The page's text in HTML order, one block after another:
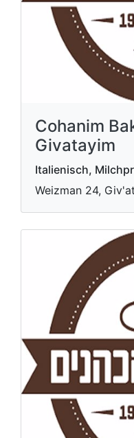
Cohanim
Givatayim
Italienisch,
Weizman 24,